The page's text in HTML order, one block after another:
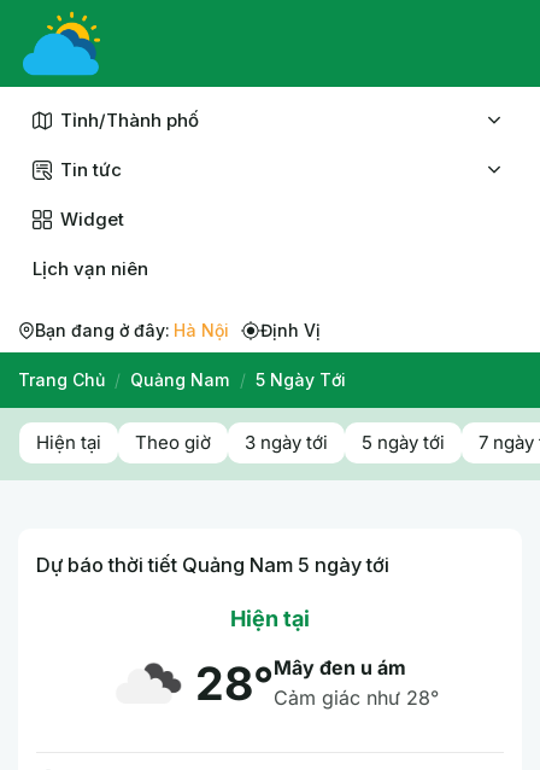
Chuyển
nội
Tỉnh/Thành phố
Tin tức
Widget
Lịch vạn niên
Bạn đang ở đây: Hà Nội Định Vị
Trang Chủ / Quảng Nam / 5 Ngày Tới
Hiện tại Theo giờ 3 ngày tới 5 ngày tới 7 ngày
Dự báo thời tiết Quảng Nam 5 ngày tới
Hiện tại
28°Mây đen u ám
Cảm giác như 28°